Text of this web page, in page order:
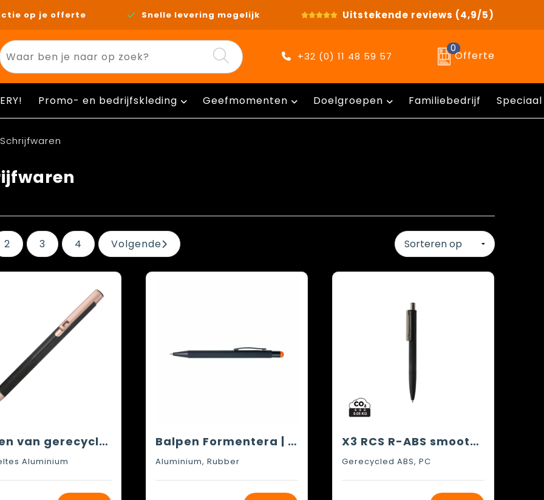
op je offerte Snelle levering mogelijk Uitstekende reviews (4,9/5)
+32 (0) 11 48 59 57
0
Offerte
Promo- en bedrijfskleding Geefmomenten Doelgroepen Familiebedrijf
Schrijfwaren
2 3 4 Volgende
Balpen van gerecycled aluminium
Aluminium
Balpen Formentera | Stylus
Aluminium, Rubber
X3 RCS R-ABS smooth touch pen
Gerecycled ABS, PC